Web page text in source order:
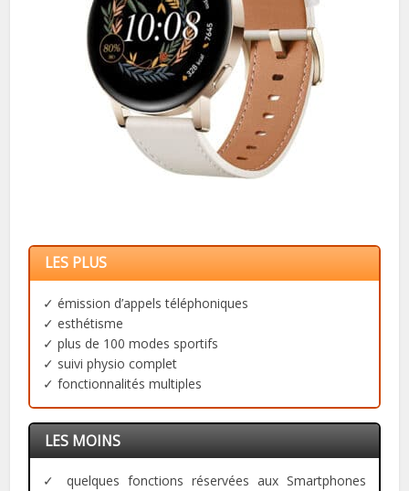
LES PLUS
✓ émission d’appels téléphoniques
✓ esthétisme
✓ plus de 100 modes sportifs
✓ suivi physio complet
✓ fonctionnalités multiples
LES MOINS
✓ quelques fonctions réservées aux Smartphones